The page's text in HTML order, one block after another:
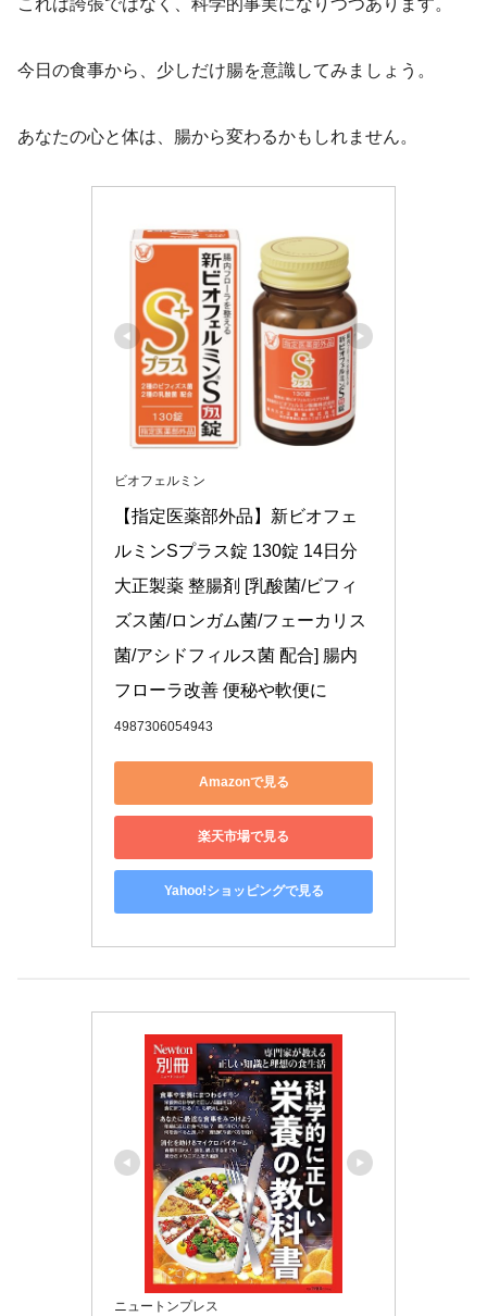
これは誇張ではなく、科学的事実になりつつあります。
今日の食事から、少しだけ腸を意識してみましょう。
あなたの心と体は、腸から変わるかもしれません。
ビオフェルミン
【指定医薬部外品】新ビオフェ
ルミンSプラス錠 130錠 14日分
大正製薬 整腸剤 [乳酸菌/ビフィ
ズス菌/ロンガム菌/フェーカリス
菌/アシドフィルス菌 配合] 腸内
フローラ改善 便秘や軟便に
4987306054943
Amazonで見る
楽天市場で見る
Yahoo!ショッピングで見る
ニュートンプレス